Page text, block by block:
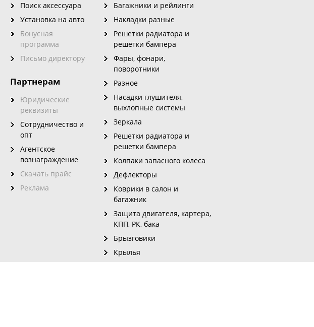
Багажники и рейлинги
Накладки разные
Решетки радиатора и
решетки бампера
Фары, фонари,
поворотники
Разное
Насадки глушителя,
выхлопные системы
Зеркала
Решетки радиатора и
решетки бампера
Колпаки запасного колеса
Дефлекторы
Коврики в салон и
багажник
Защита двигателя, картера,
КПП, РК, бака
Брызговики
Крылья
Поиск аксессуара
Установка на авто
Бонусная
программа
Письмо директору
Партнерам
Юридические
реквизиты
Сотрудничество и
опт
Агентское
вознаграждение
Скачать прайс
Реклама